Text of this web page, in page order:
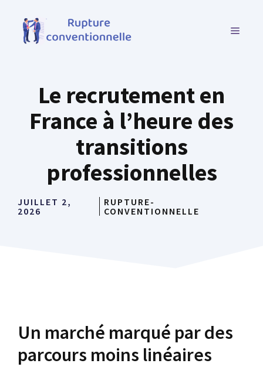
contenu
MENU
Le recrutement en
France à l’heure des
transitions
professionnelles
JUILLET 2,
2026
RUPTURE-
CONVENTIONNELLE
Un marché marqué par des
parcours moins linéaires